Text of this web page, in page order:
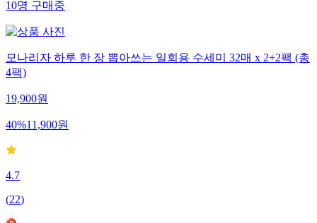
10명구매중
모나리자 하루 한 장 뽑아쓰는 일회용 수세미 32매 x 2+2팩 (총
4팩)
19,900원
40%11,900원
4.7
(22)